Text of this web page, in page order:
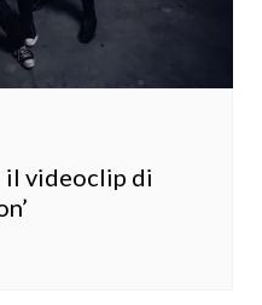
il videoclip di